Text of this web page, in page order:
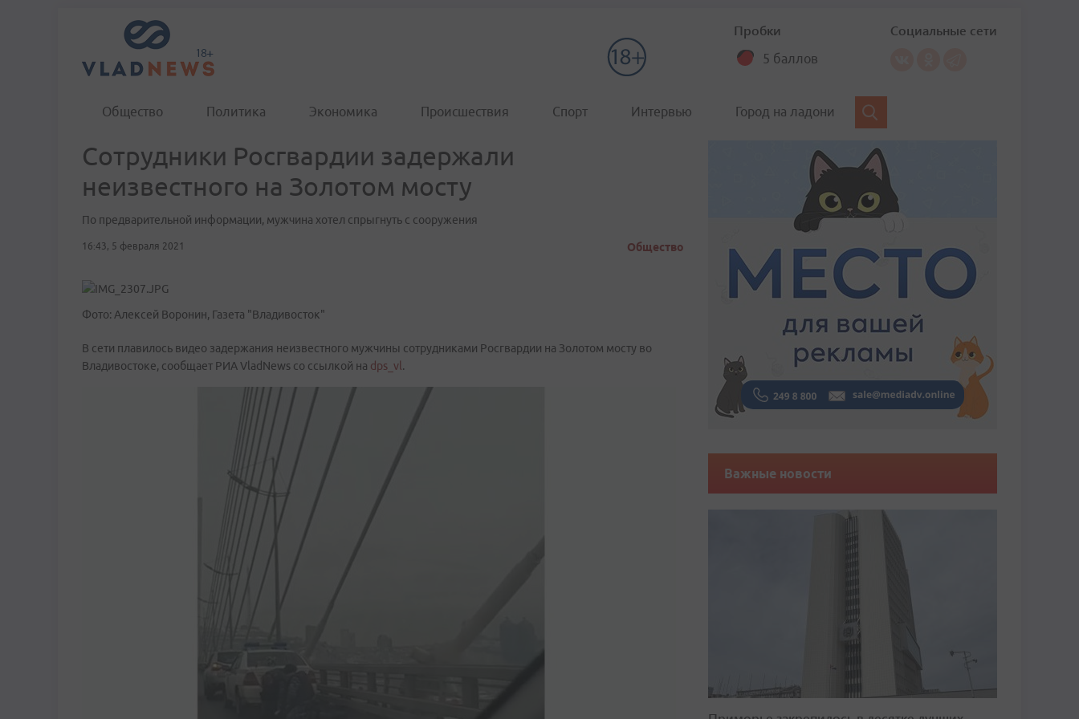
Пробки
5 баллов
Социальные сети
Общество Политика Экономика Происшествия Спорт Интервью Город на ладони
Сотрудники Росгвардии задержали
неизвестного на Золотом мосту
По предварительной информации, мужчина хотел спрыгнуть с сооружения
16:43, 5 февраля 2021 Общество
Фото: Алексей Воронин, Газета "Владивосток"
В сети плавилось видео задержания неизвестного мужчины сотрудниками Росгвардии на Золотом мосту во
Владивостоке, сообщает РИА VladNews со ссылкой на dps_vl .
Важные новости